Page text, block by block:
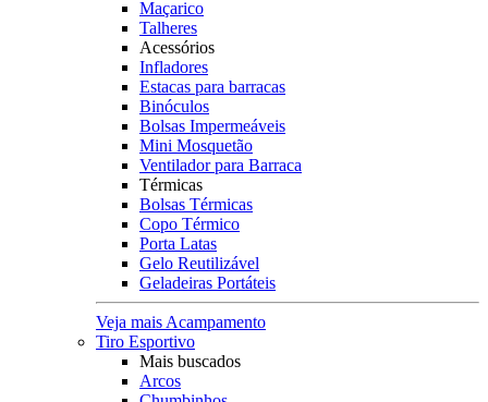
Maçarico
Talheres
Acessórios
Infladores
Estacas para barracas
Binóculos
Bolsas Impermeáveis
Mini Mosquetão
Ventilador para Barraca
Térmicas
Bolsas Térmicas
Copo Térmico
Porta Latas
Gelo Reutilizável
Geladeiras Portáteis
Veja mais Acampamento
Tiro Esportivo
Mais buscados
Arcos